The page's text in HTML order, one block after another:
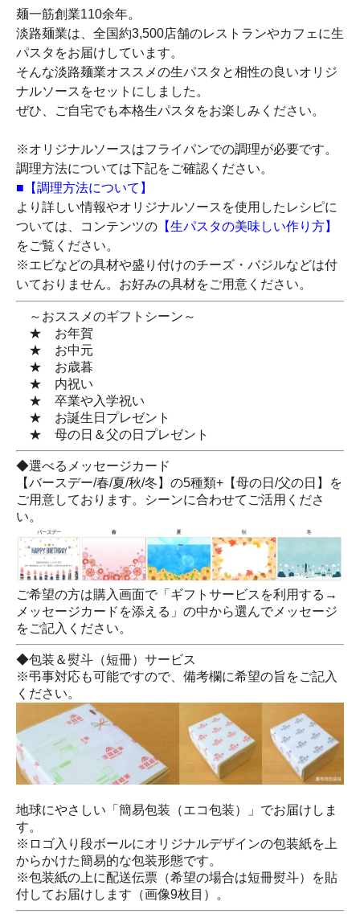
麺一筋創業110余年。
淡路麺業は、全国約3,500店舗のレストランやカフェに生
パスタをお届けしています。
そんな淡路麺業オススメの生パスタと相性の良いオリジ
ナルソースをセットにしました。
ぜひ、ご自宅でも本格生パスタをお楽しみください。
※オリジナルソースはフライパンでの調理が必要です。
調理方法については下記をご確認ください。
■【調理方法について】
より詳しい情報やオリジナルソースを使用したレシピに
ついては、コンテンツの 【生パスタの美味しい作り方】
をご覧ください。
※エビなどの具材や盛り付けのチーズ・バジルなどは付
いておりません。お好みの具材をご用意ください。
～おススメのギフトシーン～
★ お年賀
★ お中元
★ お歳暮
★ 内祝い
★ 卒業や入学祝い
★ お誕生日プレゼント
★ 母の日＆父の日プレゼント
◆選べるメッセージカード
【バースデー/春/夏/秋/冬】の5種類+【母の日/父の日】を
ご用意しております。シーンに合わせてご活用くださ
い。
ご希望の方は購入画面で「ギフトサービスを利用する→
メッセージカードを添える」の中から選んでメッセージ
をご記入ください。
◆包装＆熨斗（短冊）サービス
※弔事対応も可能ですので、備考欄に希望の旨をご記入
ください。
地球にやさしい「簡易包装（エコ包装）」でお届けしま
す。
※ロゴ入り段ボールにオリジナルデザインの包装紙を上
からかけた簡易的な包装形態です。
※包装紙の上に配送伝票（希望の場合は短冊熨斗）を貼
付してお届けします（画像9枚目）。